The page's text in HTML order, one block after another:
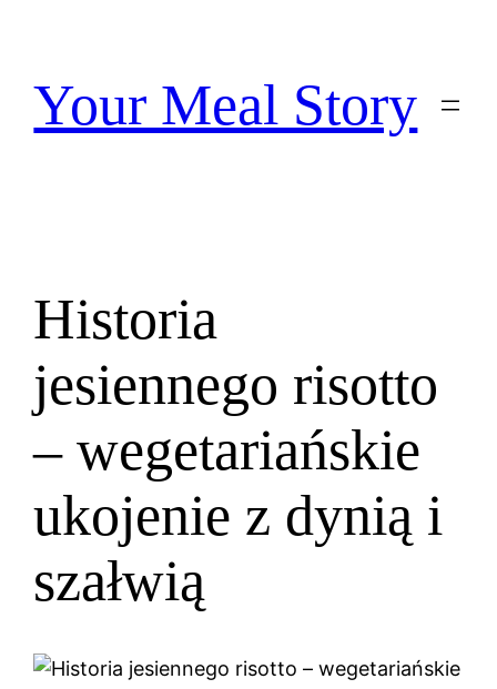
treściYour Meal Story
Historia
jesiennego risotto
– wegetariańskie
ukojenie z dynią i
szałwią